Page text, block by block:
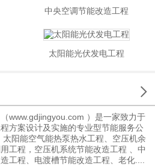
中央空调节能改造工程
太阳能光伏发电工程

www.gdjingyou.com ）是一家致力于
方案设计及实施的专业型节能服务公
阳能空气能热泵热水工程、空压机余
工程，空压机系统节能改造工程 、中
工程、电渡槽节能改造工程、老化....